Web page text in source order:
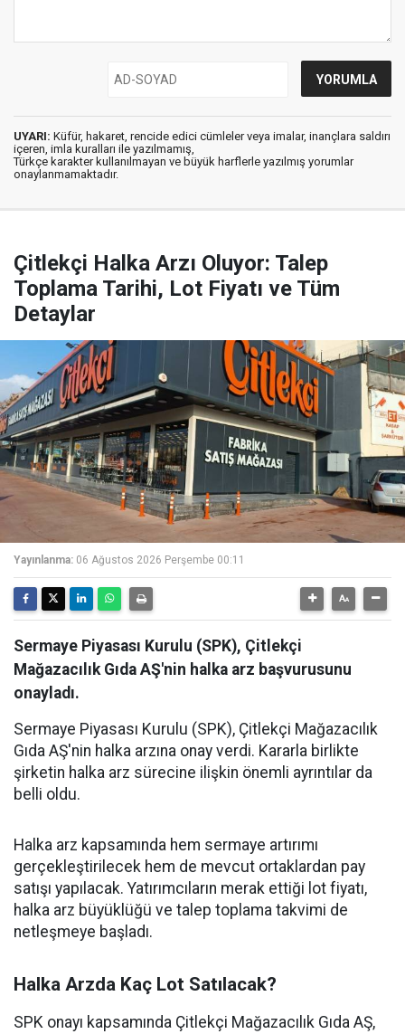
UYARI: Küfür, hakaret, rencide edici cümleler veya imalar, inançlara saldırı
içeren, imla kuralları ile yazılmamış,
Türkçe karakter kullanılmayan ve büyük harflerle yazılmış yorumlar
onaylanmamaktadır.
Çitlekçi Halka Arzı Oluyor: Talep
Toplama Tarihi, Lot Fiyatı ve Tüm
Detaylar
Yayınlanma: 06 Ağustos 2026 Perşembe 00:11
Sermaye Piyasası Kurulu (SPK), Çitlekçi
Mağazacılık Gıda AŞ'nin halka arz başvurusunu
onayladı.
Sermaye Piyasası Kurulu (SPK), Çitlekçi Mağazacılık
Gıda AŞ'nin halka arzına onay verdi. Kararla birlikte
şirketin halka arz sürecine ilişkin önemli ayrıntılar da
belli oldu.
Halka arz kapsamında hem sermaye artırımı
gerçekleştirilecek hem de mevcut ortaklardan pay
satışı yapılacak. Yatırımcıların merak ettiği lot fiyatı,
halka arz büyüklüğü ve talep toplama takvimi de
netleşmeye başladı.
Halka Arzda Kaç Lot Satılacak?
SPK onayı kapsamında Çitlekçi Mağazacılık Gıda AŞ,